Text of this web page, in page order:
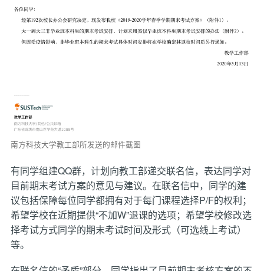
南方科技大学教工部所发送的邮件截图
有同学组建QQ群，计划向教工部递交联名信，表达同学对
目前期末考试方案的意见与建议。在联名信中，同学的建
议包括保障每位同学都拥有对于每门课程选择P/F的权利；
希望学校在近期提供“不加W”退课的选项；希望学校修改选
择考试方式同学的期末考试时间及形式（可选线上考试）
等。